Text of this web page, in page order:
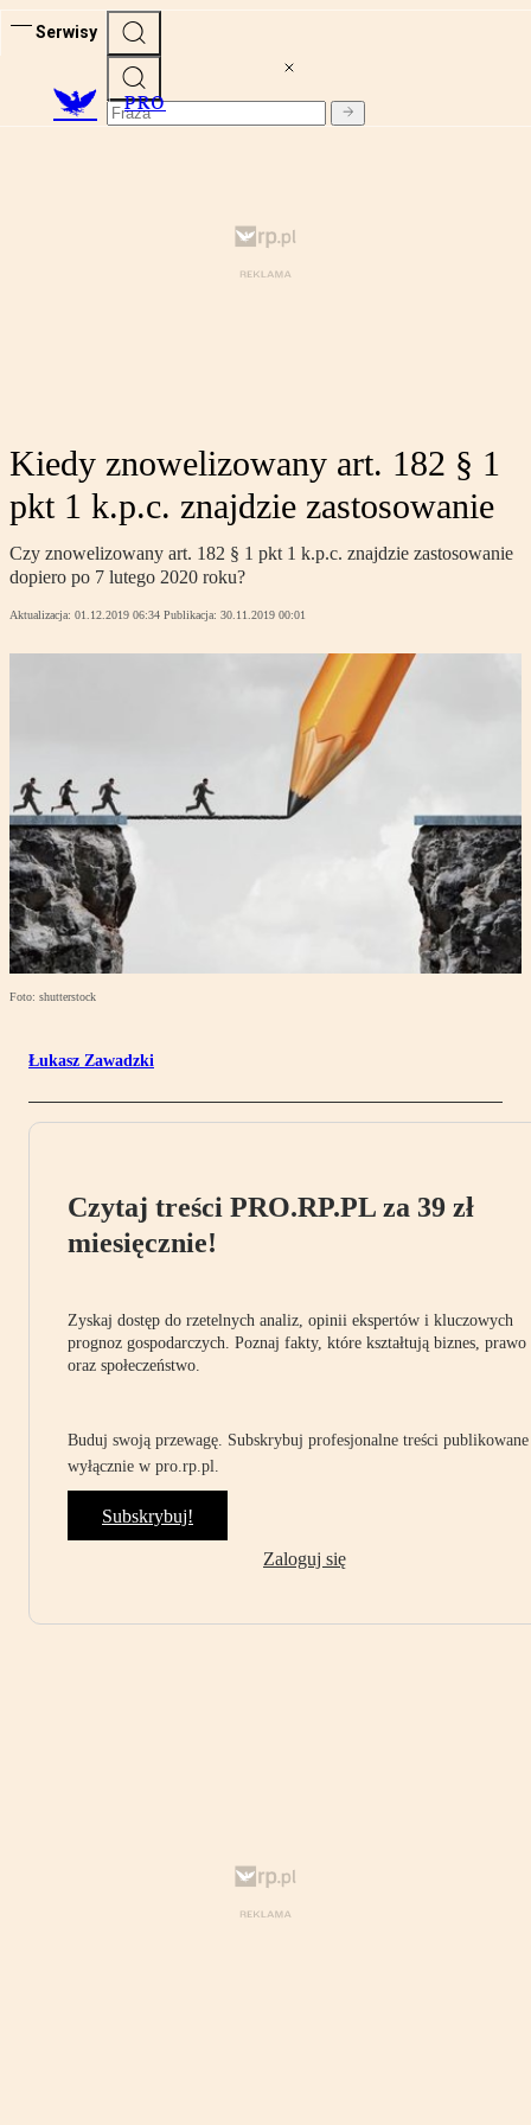
Serwisy
PRO
Kiedy znowelizowany art. 182 § 1
pkt 1 k.p.c. znajdzie zastosowanie
Czy znowelizowany art. 182 § 1 pkt 1 k.p.c. znajdzie zastosowanie
dopiero po 7 lutego 2020 roku?
Aktualizacja: 01.12.2019 06:34 Publikacja: 30.11.2019 00:01
Foto: shutterstock
Łukasz Zawadzki
Czytaj treści PRO.RP.PL za 39 zł
miesięcznie!
Zyskaj dostęp do rzetelnych analiz, opinii ekspertów i kluczowych
prognoz gospodarczych. Poznaj fakty, które kształtują biznes, prawo
oraz społeczeństwo.
Buduj swoją przewagę. Subskrybuj profesjonalne treści publikowane
wyłącznie w pro.rp.pl.
Subskrybuj!
Zaloguj się